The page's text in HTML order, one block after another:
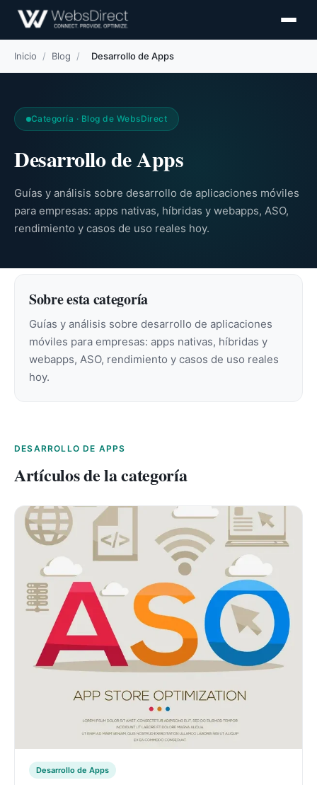
Inicio / Blog / Desarrollo de Apps
Categoría · Blog de WebsDirect
Desarrollo de Apps
Guías y análisis sobre desarrollo de aplicaciones móviles
para empresas: apps nativas, híbridas y webapps, ASO,
rendimiento y casos de uso reales hoy.
Sobre esta categoría
Guías y análisis sobre desarrollo de aplicaciones
móviles para empresas: apps nativas, híbridas y
webapps, ASO, rendimiento y casos de uso reales
hoy.
DESARROLLO DE APPS
Artículos de la categoría
Desarrollo de Apps